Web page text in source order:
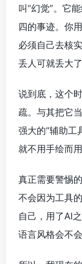
叫“幻觉”。它
四的事迹。你
必须自己去核
丢人可就丢大了
说到底，这个
疏。与其把它
强大的“辅助工
就不用手绘而
真正需要警惕
不会因为工具
自己，用了AI
语言风格会不